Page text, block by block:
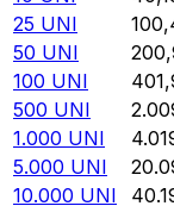
25 UNI
50 UNI
100 UNI
500 UNI
1.000 UNI
5.000 UNI
10.000 UNI